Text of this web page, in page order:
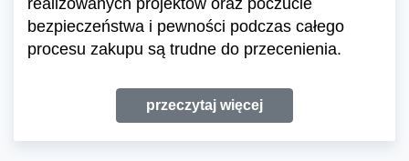
realizowanych projektów oraz poczucie
bezpieczeństwa i pewności podczas całego
procesu zakupu są trudne do przecenienia.
przeczytaj więcej